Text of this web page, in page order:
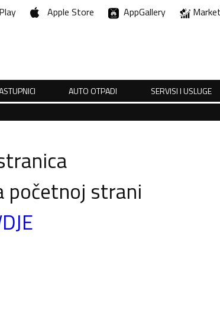
Apple Store AppGallery
AUTO OTPADI SERVISI I USLUGE
početnoj strani